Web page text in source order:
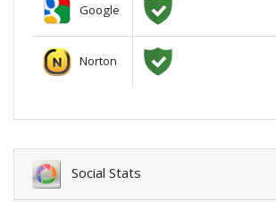
Google
Norton
Social Stats